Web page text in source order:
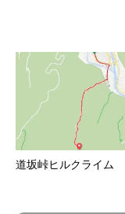
道坂峠ヒルクライム